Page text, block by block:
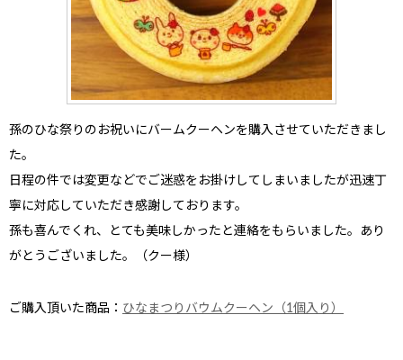
孫のひな祭りのお祝い にバームクーヘンを購入させていただきまし
た。
日程の件では変更などでご迷惑をお掛けしてしまいましたが迅速丁
寧に対応していただき感謝しております。
孫も喜んでくれ、とても美味しかったと連絡をもらいました。あり
がとうございました。（クー様）
ご購入頂いた商品： ひなまつりバウムクーヘン（1個入り）